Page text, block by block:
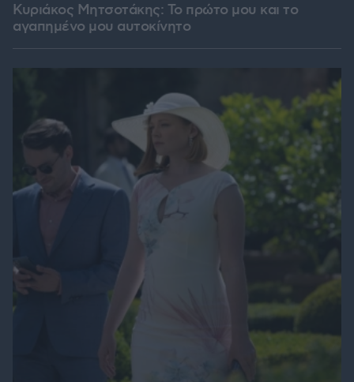
Κυριάκος Μητσοτάκης: Το πρώτο μου και το
αγαπημένο μου αυτοκίνητο